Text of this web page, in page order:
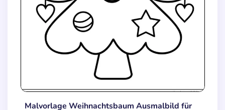
Malvorlage Weihnachtsbaum Ausmalbild für